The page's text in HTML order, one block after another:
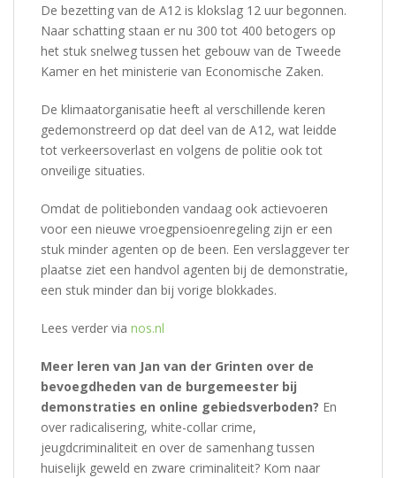
De bezetting van de A12 is klokslag 12 uur begonnen.
Naar schatting staan er nu 300 tot 400 betogers op
het stuk snelweg tussen het gebouw van de Tweede
Kamer en het ministerie van Economische Zaken.
De klimaatorganisatie heeft al verschillende keren
gedemonstreerd op dat deel van de A12, wat leidde
tot verkeersoverlast en volgens de politie ook tot
onveilige situaties.
Omdat de politiebonden vandaag ook actievoeren
voor een nieuwe vroegpensioenregeling zijn er een
stuk minder agenten op de been. Een verslaggever ter
plaatse ziet een handvol agenten bij de demonstratie,
een stuk minder dan bij vorige blokkades.
Lees verder via nos.nl
Meer leren van Jan van der Grinten over de
bevoegdheden van de burgemeester bij
demonstraties en online gebiedsverboden? En
over radicalisering, white-collar crime,
jeugdcriminaliteit en over de samenhang tussen
huiselijk geweld en zware criminaliteit? Kom naar